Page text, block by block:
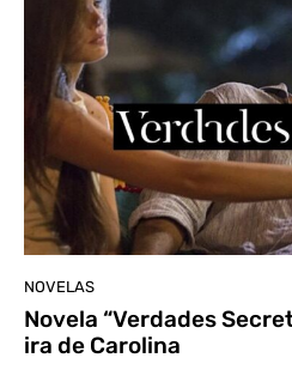
NOVELAS
Novela “Verdades
ira de Carolina